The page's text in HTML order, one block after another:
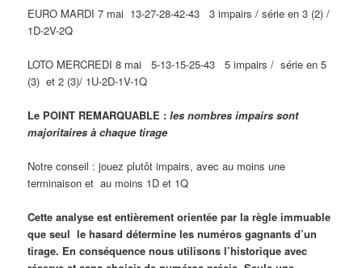
EURO MARDI 7 mai 13-27-28-42-43 3 impairs / série en 3 (2) /
1D-2V-2Q
LOTO MERCREDI 8 mai 5-13-15-25-43 5 impairs / série en 5
(3) et 2 (3)/ 1U-2D-1V-1Q
Le POINT REMARQUABLE :les nombres impairs sont
majoritaires à chaque tirage
Notre conseil : jouez plutôt impairs, avec au moins une
terminaison et au moins 1D et 1Q
Cette analyse est entièrement orientée par la règle immuable
que seul le hasard détermine les numéros gagnants d’un
tirage. En conséquence nous utilisons l’historique avec